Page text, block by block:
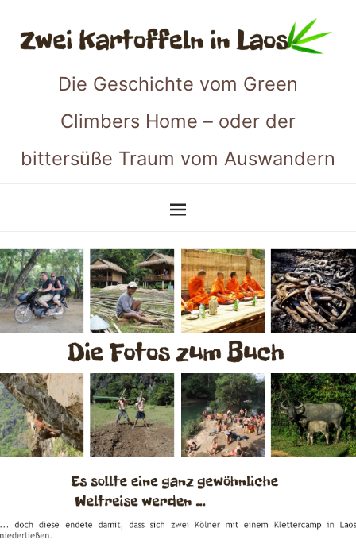
Die Geschichte vom Green
Climbers Home – oder der
bittersüße Traum vom Auswandern